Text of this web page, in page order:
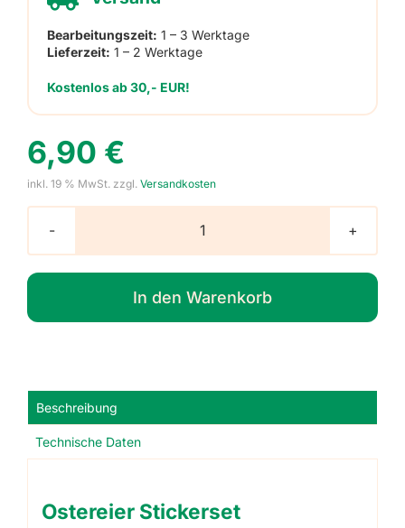
Bearbeitungszeit: 1 – 3 Werktage
Lieferzeit: 1 – 2 Werktage
Kostenlos ab 30,- EUR!
6,90 €
inkl. 19 % MwSt. zzgl. Versandkosten
Ostereier
Stickerset
Menge
In den Warenkorb
Beschreibung
Technische Daten
Ostereier Stickerset